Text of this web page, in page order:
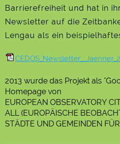
Barrierefreiheit und hat in
Newsletter auf die
Lengau als ein
2013 wurde das Projekt als
Homepage von
EUROPEAN OBSERVATORY
ALL (EUROPÄISCHE
STÄDTE UND GEMEINDEN